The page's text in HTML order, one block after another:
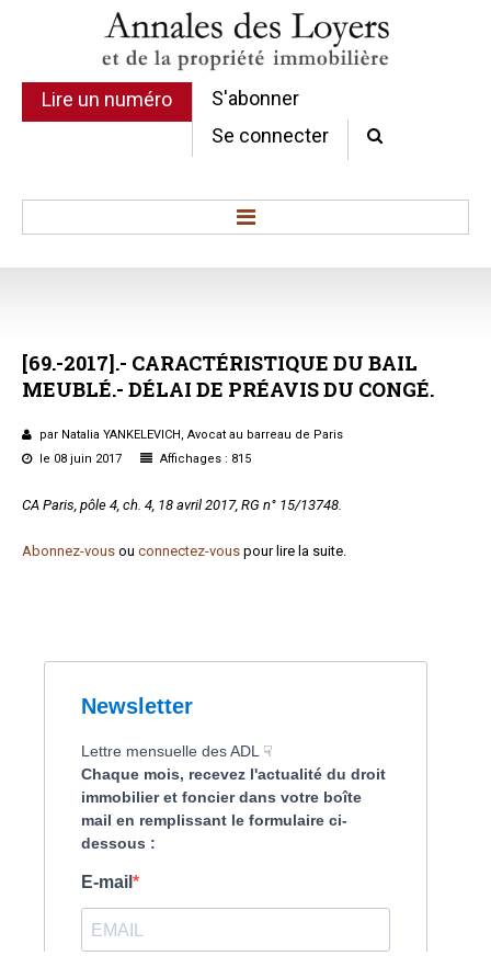
Lire un numéro
S'abonner
Se connecter
Sommaires
Chroniques
Etudes de texte
Réponses ministérielles
Formez-vous !
[69.-2017].- CARACTÉRISTIQUE DU BAIL
MEUBLÉ.- DÉLAI DE PRÉAVISDU CONGÉ.
par Natalia YANKELEVICH, Avocat au barreau de Paris
le 08 juin 2017
Affichages : 815
CA Paris, pôle 4, ch. 4, 18 avril 2017, RG n° 15/13748.
Abonnez-vous ou connectez-vous pour lire la suite.